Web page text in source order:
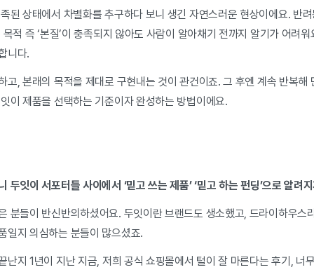
된 상태에서 차별화를 추구하다 보니 생긴 자연스러운 현상이에요. 반
적 즉 ‘본질’이 충족되지 않아도 사람이 알아채기 전까지 알기가 어려
니다.
고, 본래의 목적을 제대로 구현내는 것이 관건이죠. 그 후엔 계속 반복해
이 제품을 선택하는 기준이자 완성하는 방법이에요.
두잇이 서포터들 사이에서 ‘믿고 쓰는 제품’ ‘믿고 하는 펀딩’으로 알려
분들이 반신반의하셨어요. 두잇이란 브랜드도 생소했고, 드라이하우스
일지 의심하는 분들이 많으셨죠.
난지 1년이 지난 지금, 저희 공식 쇼핑몰에서 털이 잘 마른다는 후기, 너